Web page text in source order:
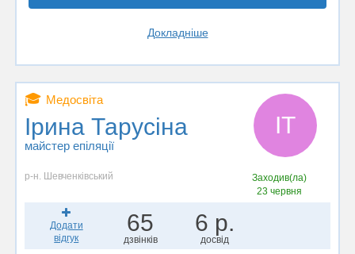
Докладніше
🎓 Медосвіта
Ірина Тарусіна
майстер епіляції
ІТ
р-н. Шевченківський
Заходив(ла)
23 червня
Додати
відгук
65
дзвінків
6 р.
досвід